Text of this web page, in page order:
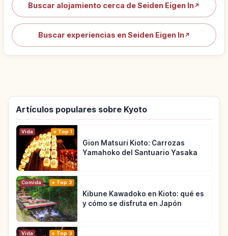
Buscar alojamiento cerca de Seiden Eigen In↗
Buscar experiencias en Seiden Eigen In↗
Artículos populares sobre Kyoto
Vida Top 1
Gion Matsuri Kioto: Carrozas
Yamahoko del Santuario Yasaka
Comida Top 2
Kibune Kawadoko en Kioto: qué es
y cómo se disfruta en Japón
Vida Top 3